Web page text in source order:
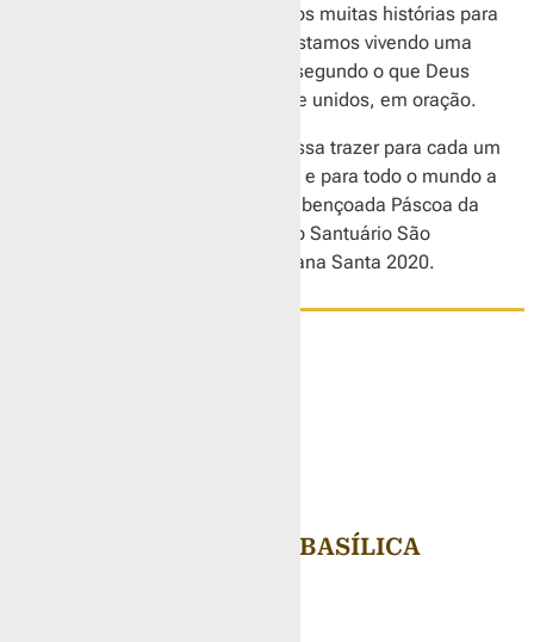
Santuário, e certamente teremos muitas histórias para
contar desse período em que estamos vivendo uma
experiência de Semana Santa segundo o que Deus
pede a cada um de nós, sempre unidos, em oração.
“Que o Senhor ressuscitado possa trazer para cada um
de vocês, para as suas famílias e para todo o mundo a
paz, a alegria e a vida. Feliz e abençoada Páscoa da
Ressureição. Aleluia! ”, lema do Santuário São
Francisco de Assis para a Semana Santa 2020.
HORÁRIOS DA BASÍLICA